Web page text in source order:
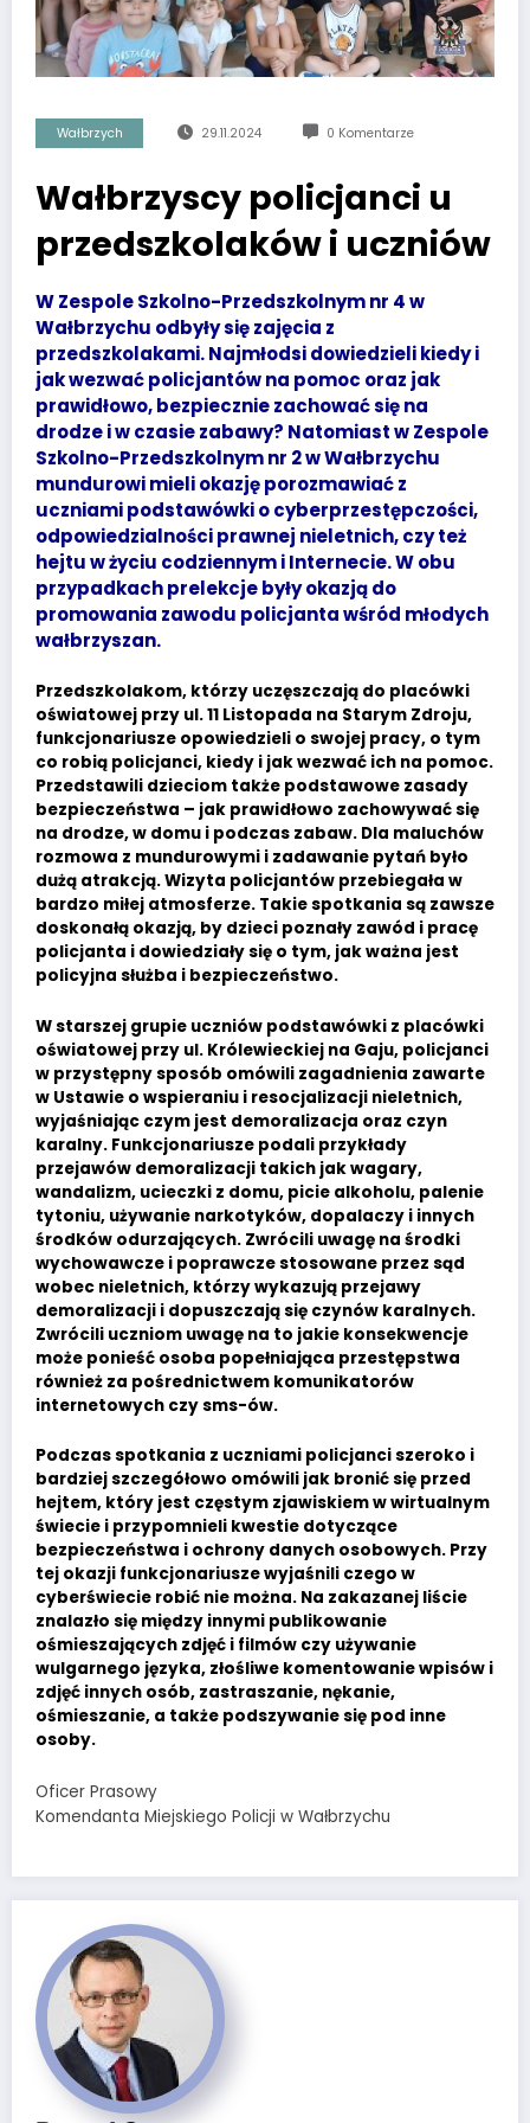
Wałbrzych 29.11.2024 0 Komentarze
Wałbrzyscy policjanci u
przedszkolaków i uczniów
W Zespole Szkolno-Przedszkolnym nr 4 w
Wałbrzychu odbyły się zajęcia z
przedszkolakami. Najmłodsi dowiedzieli kiedy i
jak wezwać policjantów na pomoc oraz jak
prawidłowo, bezpiecznie zachować się na
drodze i w czasie zabawy? Natomiast w Zespole
Szkolno-Przedszkolnym nr 2 w Wałbrzychu
mundurowi mieli okazję porozmawiać z
uczniami podstawówki o cyberprzestępczości,
odpowiedzialności prawnej nieletnich, czy też
hejtu w życiu codziennym i Internecie. W obu
przypadkach prelekcje były okazją do
promowania zawodu policjanta wśród młodych
wałbrzyszan.
Przedszkolakom, którzy uczęszczają do placówki
oświatowej przy ul. 11 Listopada na Starym Zdroju,
funkcjonariusze opowiedzieli o swojej pracy, o tym
co robią policjanci, kiedy i jak wezwać ich na pomoc.
Przedstawili dzieciom także podstawowe zasady
bezpieczeństwa – jak prawidłowo zachowywać się
na drodze, w domu i podczas zabaw. Dla maluchów
rozmowa z mundurowymi i zadawanie pytań było
dużą atrakcją. Wizyta policjantów przebiegała w
bardzo miłej atmosferze. Takie spotkania są zawsze
doskonałą okazją, by dzieci poznały zawód i pracę
policjanta i dowiedziały się o tym, jak ważna jest
policyjna służba i bezpieczeństwo.
W starszej grupie uczniów podstawówki z placówki
oświatowej przy ul. Królewieckiej na Gaju, policjanci
w przystępny sposób omówili zagadnienia zawarte
w Ustawie o wspieraniu i resocjalizacji nieletnich,
wyjaśniając czym jest demoralizacja oraz czyn
karalny. Funkcjonariusze podali przykłady
przejawów demoralizacji takich jak wagary,
wandalizm, ucieczki z domu, picie alkoholu, palenie
tytoniu, używanie narkotyków, dopalaczy i innych
środków odurzających. Zwrócili uwagę na środki
wychowawcze i poprawcze stosowane przez sąd
wobec nieletnich, którzy wykazują przejawy
demoralizacji i dopuszczają się czynów karalnych.
Zwrócili uczniom uwagę na to jakie konsekwencje
może ponieść osoba popełniająca przestępstwa
również za pośrednictwem komunikatorów
internetowych czy sms-ów.
Podczas spotkania z uczniami policjanci szeroko i
bardziej szczegółowo omówili jak bronić się przed
hejtem, który jest częstym zjawiskiem w wirtualnym
świecie i przypomnieli kwestie dotyczące
bezpieczeństwa i ochrony danych osobowych. Przy
tej okazji funkcjonariusze wyjaśnili czego w
cyberświecie robić nie można. Na zakazanej liście
znalazło się między innymi publikowanie
ośmieszających zdjęć i filmów czy używanie
wulgarnego języka, złośliwe komentowanie wpisów i
zdjęć innych osób, zastraszanie, nękanie,
ośmieszanie, a także podszywanie się pod inne
osoby.
Oficer Prasowy
Komendanta Miejskiego Policji w Wałbrzychu